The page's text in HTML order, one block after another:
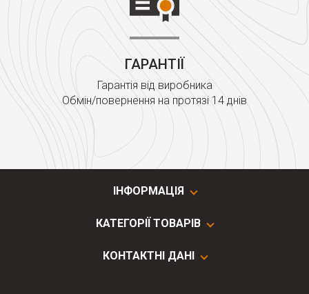
ГАРАНТІЇ
Гарантія від виробника
Обмін/повернення на протязі 14 днів
ІНФОРМАЦІЯ
КАТЕГОРІЇ ТОВАРІВ
КОНТАКТНІ ДАНІ